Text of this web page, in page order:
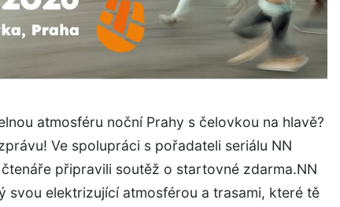
atmosféru noční Prahy s čelovkou na hlavě?
Ve spolupráci s pořadateli seriálu NN
připravili soutěž o startovné zdarma.NN
svou elektrizující atmosférou a trasami, které tě